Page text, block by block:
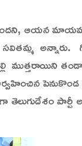
ఆయన
సవితమ్మ
తెలుగుదేశం